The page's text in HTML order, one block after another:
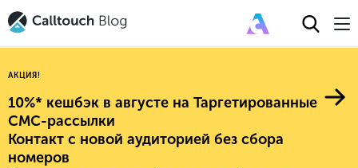
Авторитейл
АКЦИЯ!
10%* кешбэк в августе на Таргетированные
СМС-рассылки
Контакт с новой аудиторией без сбора
номеров